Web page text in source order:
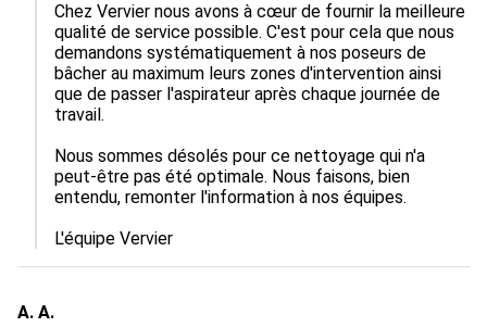
Chez Vervier nous avons à cœur de fournir la meilleure
qualité de service possible. C'est pour cela que nous
demandons systématiquement à nos poseurs de
bâcher au maximum leurs zones d'intervention ainsi
que de passer l'aspirateur après chaque journée de
travail.
Nous sommes désolés pour ce nettoyage qui n'a
peut-être pas été optimale. Nous faisons, bien
entendu, remonter l'information à nos équipes.
L'équipe Vervier
A. A.